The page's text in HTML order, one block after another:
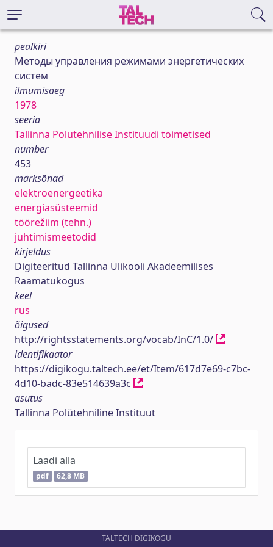
pealkiri
Методы управления режимами энергетических
систем
ilmumisaeg
1978
seeria
Tallinna Polütehnilise Instituudi toimetised
number
453
märksõnad
elektroenergeetika
energiasüsteemid
töörežiim (tehn.)
juhtimismeetodid
kirjeldus
Digiteeritud Tallinna Ülikooli Akadeemilises
Raamatukogus
keel
rus
õigused
http://rightsstatements.org/vocab/InC/1.0/
identifikaator
https://digikogu.taltech.ee/et/Item/617d7e69-c7bc-
4d10-badc-83e514639a3c
asutus
Tallinna Polütehniline Instituut
Laadi alla
pdf 62,8 MB
TALTECH DIGIKOGU